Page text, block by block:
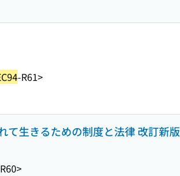
-R61>
て生きるための制度と法律 改訂新版